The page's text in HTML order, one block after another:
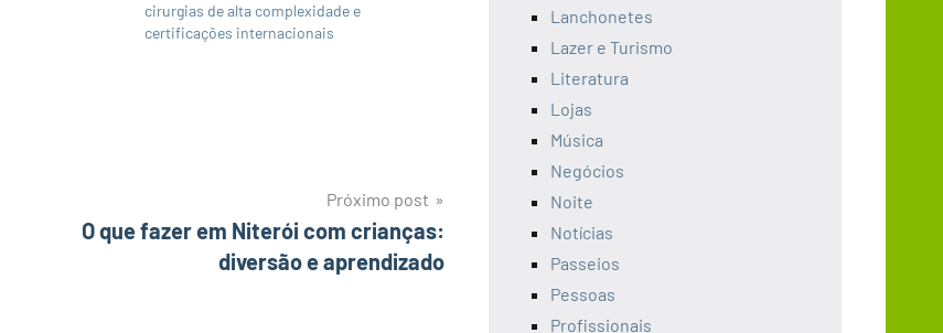
cirurgias de alta complexidade e
certificações internacionais
Próximo post
O que fazer em Niterói com crianças:
diversão e aprendizado
Lanchonetes
Lazer e Turismo
Literatura
Lojas
Música
Negócios
Noite
Notícias
Passeios
Pessoas
Profissionais